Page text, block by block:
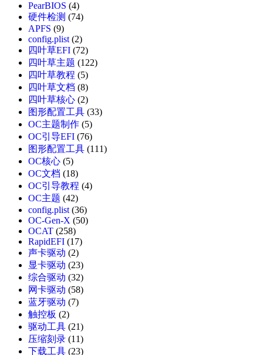
PearBIOS (4)
硬件检测 (74)
APFS (9)
config.plist(2)
四叶草EFI (72)
四叶草主题 (122)
四叶草教程 (5)
四叶草文档 (8)
四叶草核心 (2)
图形配置工具 (33)
OC主题制作 (5)
OC引导EFI (76)
图形配置工具 (111)
OC核心 (5)
OC文档 (18)
OC引导教程 (4)
OC主题 (42)
config.plist(36)
OC-Gen-X (50)
OCAT (258)
RapidEFI (17)
声卡驱动 (2)
显卡驱动 (23)
综合驱动 (32)
网卡驱动 (58)
蓝牙驱动 (7)
触控板 (2)
驱动工具 (21)
压缩刻录 (11)
下载工具 (23)